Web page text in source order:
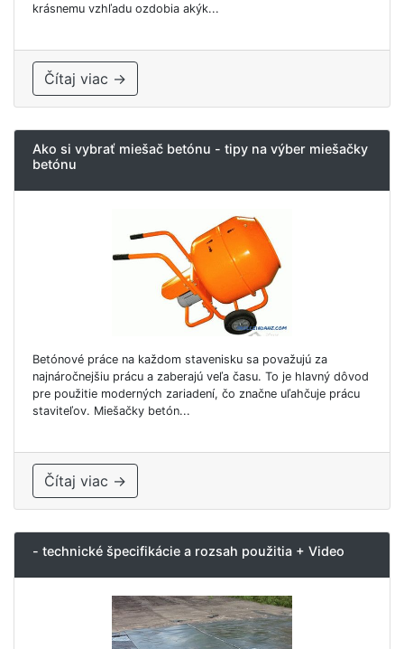
krásnemu vzhľadu ozdobia akýk...
Čítaj viac →
Ako si vybrať miešač betónu - tipy na výber miešačky
betónu
Betónové práce na každom stavenisku sa považujú za
najnáročnejšiu prácu a zaberajú veľa času. To je hlavný dôvod
pre použitie moderných zariadení, čo značne uľahčuje prácu
staviteľov. Miešačky betón...
Čítaj viac →
- technické špecifikácie a rozsah použitia + Video